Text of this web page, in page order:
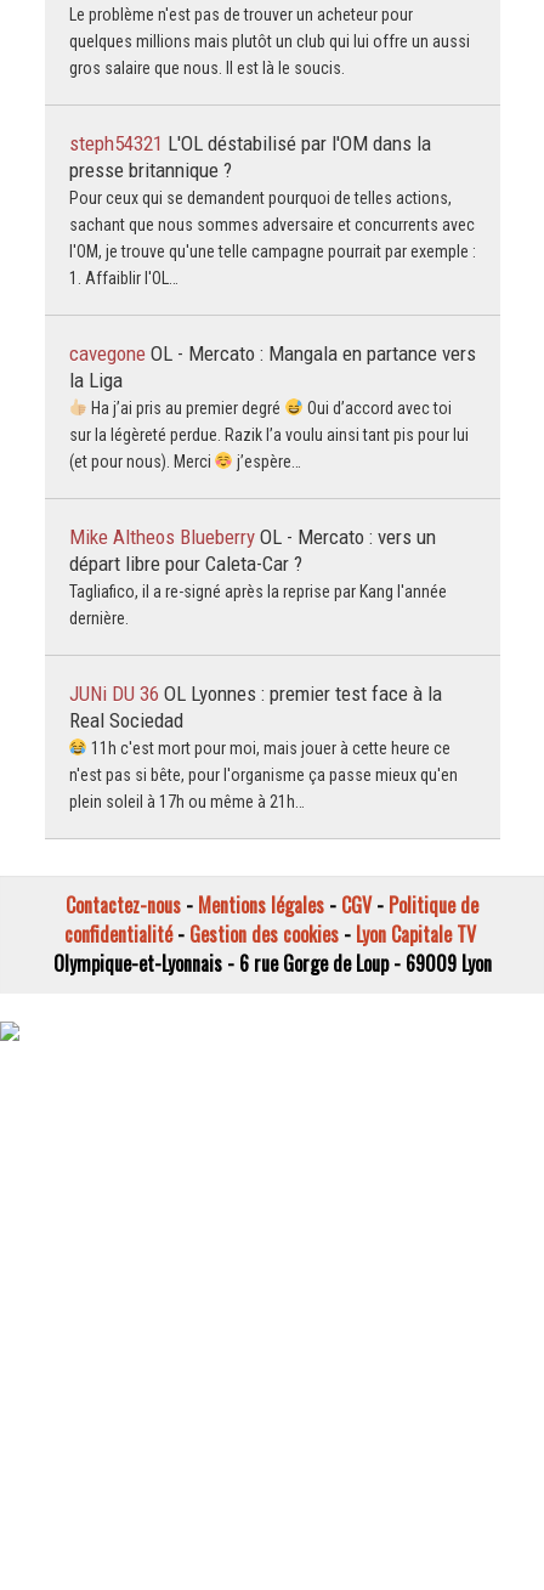
Le problème n'est pas de trouver un acheteur pour
quelques millions mais plutôt un club qui lui offre un aussi
gros salaire que nous. Il est là le soucis.
steph54321 L'OL déstabilisé par l'OM dans la
presse britannique ?
Pour ceux qui se demandent pourquoi de telles actions,
sachant que nous sommes adversaire et concurrents avec
l'OM, je trouve qu'une telle campagne pourrait par exemple :
1. Affaiblir l'OL…
cavegone OL - Mercato : Mangala en partance vers
la Liga
Ha j’ai pris au premier degré
Oui d’accord avec toi
sur la légèreté perdue. Razik l’a voulu ainsi tant pis pour lui
(et pour nous). Merci
j’espère…
Mike Altheos Blueberry OL - Mercato : vers un
départ libre pour Caleta-Car ?
Tagliafico, il a re-signé après la reprise par Kang l'année
dernière.
JUNi DU 36 OL Lyonnes : premier test face à la
Real Sociedad
11h c'est mort pour moi, mais jouer à cette heure ce
n'est pas si bête, pour l'organisme ça passe mieux qu'en
plein soleil à 17h ou même à 21h…
Contactez-nous - Mentions légales - CGV- Politique de
confidentialité- Gestion des cookies- Lyon Capitale TV
Olympique-et-Lyonnais - 6 rue Gorge de Loup - 69009 Lyon